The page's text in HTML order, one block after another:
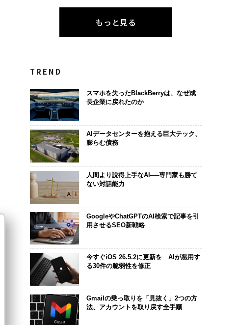
もっと見る
TREND
スマホを失ったBlackBerryは、なぜ成
長企業に戻れたのか
AIデータセンターを抱える巨大テック、
膨らむ債務
人間より説得上手なAI──専門家も勝て
ない対話能力
GoogleやChatGPTのAI検索で記事を引
用させるSEO新戦略
今すぐiOS 26.5.2に更新を AIが悪用す
る30件の脆弱性を修正
Gmailの乗っ取りを「見抜く」2つの方
法、アカウントを取り戻す全手順